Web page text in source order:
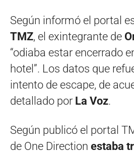
Según informó el portal
TMZ, el exintegrante de
“odiaba estar encerrado
hotel”. Los datos que
intento de escape, de
detallado por La Voz.
Según publicó el portal
de One Direction estaba